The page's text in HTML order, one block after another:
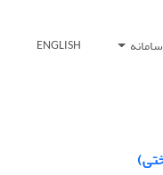
ENGLISH